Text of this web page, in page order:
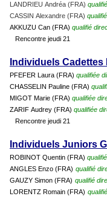
LANDRIEU Andréa (FRA)
CASSIN Alexandre (FRA)
AKKUZU Can (FRA) qualifié
Rencontre jeudi 21
Individuels Cadettes
PFEFER Laura (FRA) qualifiée
CHASSELIN Pauline (FRA)
MIGOT Marie (FRA) qualifiée
ZARIF Audrey (FRA) qualifiée
Rencontre jeudi 21
Individuels Juniors
ROBINOT Quentin (FRA)
ANGLES Enzo (FRA) qualifié
GAUZY Simon (FRA) qualifié
LORENTZ Romain (FRA)